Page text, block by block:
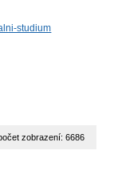
studium
zobrazení: 6686